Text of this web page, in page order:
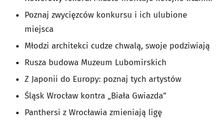
Poznaj zwycięzców konkursu i ich ulubione
miejsca
Młodzi architekci cudze chwalą, swoje podziwiają
Rusza budowa Muzeum Lubomirskich
Z Japonii do Europy: poznaj tych artystów
Śląsk Wrocław kontra „Biała Gwiazda”
Panthersi z Wrocławia zmieniają ligę